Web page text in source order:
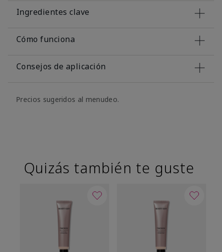
Ingredientes clave
Cómo funciona
Consejos de aplicación
Precios sugeridos al menudeo.
Quizás también te guste